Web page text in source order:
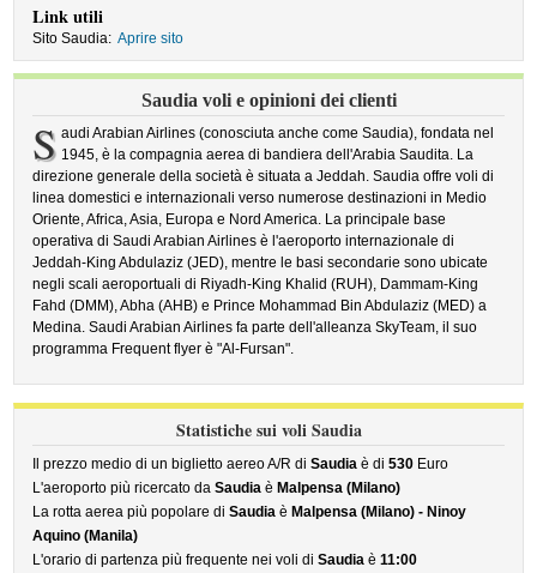
Link utili
Sito Saudia: Aprire sito
Saudia voli e opinioni dei clienti
S audi Arabian Airlines (conosciuta anche come Saudia), fondata nel
1945, è la compagnia aerea di bandiera dell'Arabia Saudita. La
direzione generale della società è situata a Jeddah. Saudia offre voli di
linea domestici e internazionali verso numerose destinazioni in Medio
Oriente, Africa, Asia, Europa e Nord America. La principale base
operativa di Saudi Arabian Airlines è l'aeroporto internazionale di
Jeddah-King Abdulaziz (JED), mentre le basi secondarie sono ubicate
negli scali aeroportuali di Riyadh-King Khalid (RUH), Dammam-King
Fahd (DMM), Abha (AHB) e Prince Mohammad Bin Abdulaziz (MED) a
Medina. Saudi Arabian Airlines fa parte dell'alleanza SkyTeam, il suo
programma Frequent flyer è "Al-Fursan".
Statistiche sui voli Saudia
Il prezzo medio di un biglietto aereo A/R diSaudia è di530 Euro
L'aeroporto più ricercato daSaudia è Malpensa (Milano)
La rotta aerea più popolare diSaudia è Malpensa (Milano) - Ninoy
Aquino (Manila)
L'orario di partenza più frequente nei voli diSaudia è11:00